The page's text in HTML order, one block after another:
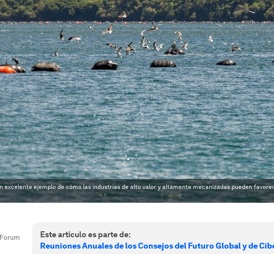
excelente ejemplo de cómo las industrias de alto valor y altamente mecanizadas pueden
Este artículo es parte de:
Reuniones Anuales de los Consejos del Futuro Global y de